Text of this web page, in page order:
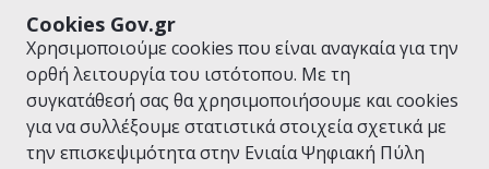
Cookies Gov.gr
Χρησιμοποιούμε cookies που είναι αναγκαία για την
ορθή λειτουργία του ιστότοπου. Με τη
συγκατάθεσή σας θα χρησιμοποιήσουμε και cookies
για να συλλέξουμε στατιστικά στοιχεία σχετικά με
την επισκεψιμότητα στην Ενιαία Ψηφιακή Πύλη
Όροι Χρήσης
Πολιτική Απορρήτου
Δήλωση προσβασιμότητας
Πολιτική cookies
Προτάσεις για το gov.gr